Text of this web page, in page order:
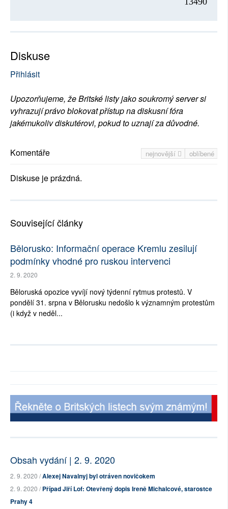
Diskuse
Přihlásit
Upozorňujeme, že Britské listy jako soukromý server si
vyhrazují právo blokovat přístup na diskusní fóra
jakémukoliv diskutérovi, pokud to uznají za důvodné.
nejnovější oblíbené
Komentáře
Diskuse je prázdná.
Související články
Bělorusko: Informační operace Kremlu zesilují
podmínky vhodné pro ruskou intervenci
2. 9. 2020
Běloruská opozice vyvíjí nový týdenní rytmus protestů. V
pondělí 31. srpna v Bělorusku nedošlo k významným protestům
(i když v neděl...
Obsah vydání | 2. 9. 2020
2. 9. 2020 /Alexej Navalnyj byl otráven novičokem
2. 9. 2020 /Případ Jiří Lof: Otevřený dopis Ireně Michalcové, starostce
Prahy 4